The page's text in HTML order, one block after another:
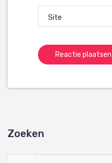
Site
Zoeken